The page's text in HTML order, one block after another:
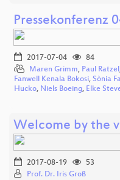
Pressekonferenz
2017-07-04
84
Maren Grimm, Paul Ratzel
Fanwell Kenala Bokosi, Sònia
Hucko, Niels Boeing, Elke
Welcome by the
2017-08-19
53
Prof. Dr. Iris Groß